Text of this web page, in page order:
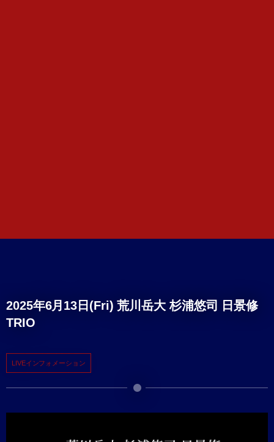
2025年6月13日(Fri) 荒川岳大 杉浦悠司 日景修
TRIO
LIVEインフォメーション